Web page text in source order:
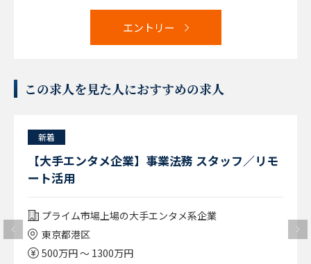
エントリー
この求人を見た人におすすめの求人
新着
【大手エンタメ企業】事業法務 スタッフ／リモ
ート活用
プライム市場上場の大手エンタメ系企業
東京都港区
500万円 ～ 1300万円